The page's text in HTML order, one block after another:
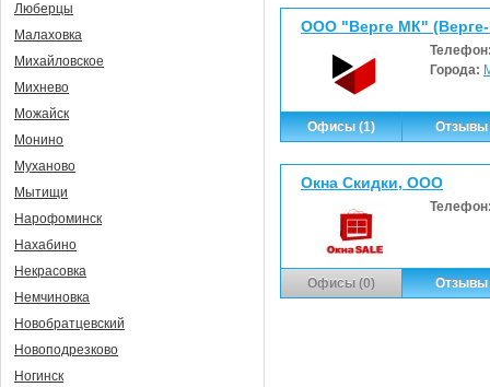
ООО "Верге МК"
Города:
Офисы (1) Отзывы
Окна Скидки, ООО
Офисы (0) Отзывы
Люберцы
Малаховка
Михайловское
Михнево
Можайск
Монино
Муханово
Мытищи
Нарофоминск
Нахабино
Некрасовка
Немчиновка
Новобратцевский
Новоподрезково
Ногинск